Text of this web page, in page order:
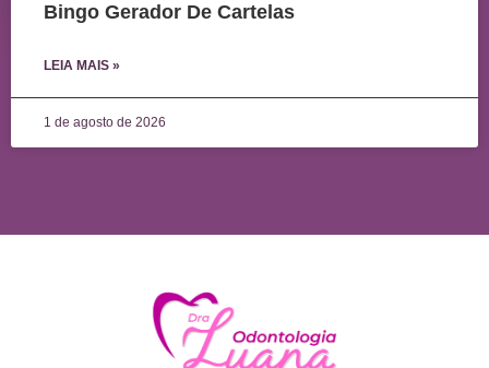
Bingo Gerador De Cartelas
LEIA MAIS »
1 de agosto de 2026